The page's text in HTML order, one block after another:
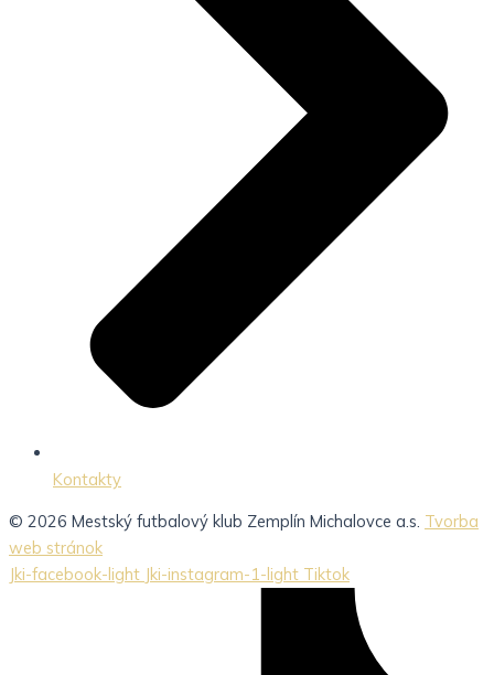
Kontakty
© 2026 Mestský futbalový klub Zemplín Michalovce a.s. Tvorba
web stránok
Jki-facebook-light Jki-instagram-1-light Tiktok